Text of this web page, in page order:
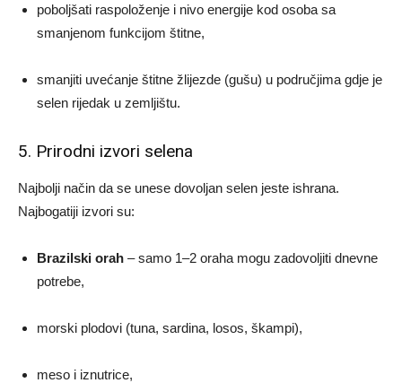
poboljšati raspoloženje i nivo energije kod osoba sa
smanjenom funkcijom štitne,
smanjiti uvećanje štitne žlijezde (gušu) u područjima gdje je
selen rijedak u zemljištu.
5. Prirodni izvori selena
Najbolji način da se unese dovoljan selen jeste ishrana.
Najbogatiji izvori su:
Brazilski orah – samo 1–2 oraha mogu zadovoljiti dnevne
potrebe,
morski plodovi (tuna, sardina, losos, škampi),
meso i iznutrice,